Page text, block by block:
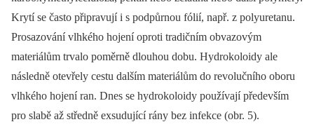
Krytí se často připravují i s podpůrnou fólií, např. z polyuretanu.
Prosazování vlhkého hojení oproti tradičním obvazovým
materiálům trvalo poměrně dlouhou dobu. Hydrokoloidy ale
následně otevřely cestu dalším materiálům do revolučního oboru
vlhkého hojení ran. Dnes se hydrokoloidy používají především
pro slabě až středně exsudující rány bez infekce (obr. 5).